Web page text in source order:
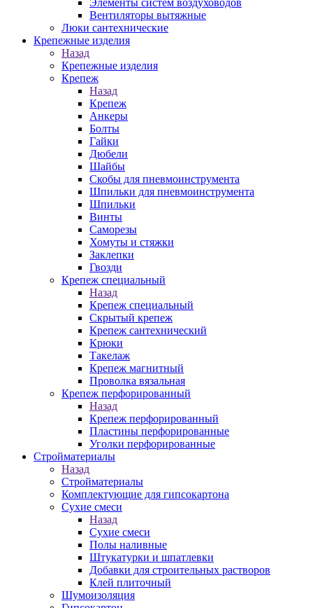
Элементы систем воздуховодов
Вентиляторы вытяжные
Люки сантехнические
Крепежные изделия
Назад
Крепежные изделия
Крепеж
Назад
Крепеж
Анкеры
Болты
Гайки
Дюбели
Шайбы
Скобы для пневмоинструмента
Шпильки для пневмоинструмента
Шпильки
Винты
Саморезы
Хомуты и стяжки
Заклепки
Гвозди
Крепеж специальный
Назад
Крепеж специальный
Скрытый крепеж
Крепеж сантехнический
Крюки
Такелаж
Крепеж магнитный
Проволка вязальная
Крепеж перфорированный
Назад
Крепеж перфорированный
Пластины перфорированные
Уголки перфорированные
Стройматериалы
Назад
Стройматериалы
Комплектующие для гипсокартона
Сухие смеси
Назад
Сухие смеси
Полы наливные
Штукатурки и шпатлевки
Добавки для строительных растворов
Клей плиточный
Шумоизоляция